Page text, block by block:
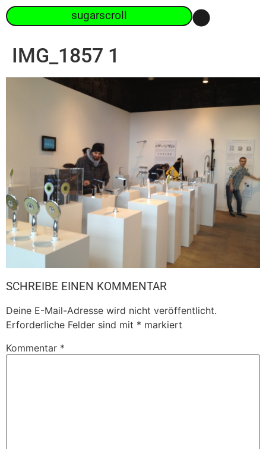
sugarscroll
IMG_1857 1
SCHREIBE EINEN KOMMENTAR
Deine E-Mail-Adresse wird nicht veröffentlicht.
Erforderliche Felder sind mit * markiert
Kommentar *